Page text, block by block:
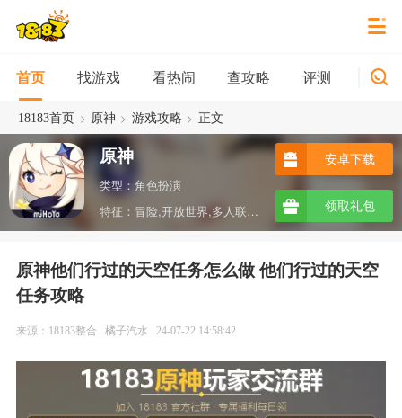
首页 找游戏 看热闹 查攻略 评测 新游
18183首页 > 原神 > 游戏攻略 > 正文
原神
类型：角色扮演
特征：冒险,开放世界,多人联机,沙盒,ARPG,taptap
安卓下载
领取礼包
原神他们行过的天空任务怎么做 他们行过的天空
任务攻略
来源：18183整合 橘子汽水 24-07-22 14:58:42